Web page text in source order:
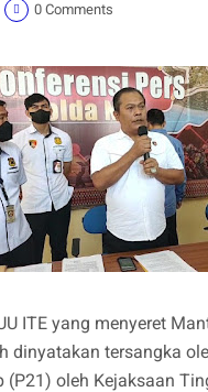
0 Comments
ITE yang menyeret
dinyatakan tersangka
oleh Kejaksaan